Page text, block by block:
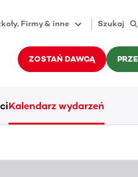
Firmy & inne Szukaj
ZOSTAŃ DAWCĄ
Kalendarz wydarzeń